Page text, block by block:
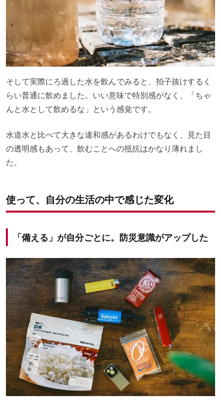
そして実際にろ過した水を飲んでみると、拍子抜けするく
らい普通に飲めました。いい意味で特別感がなく、「ちゃ
んと水として飲めるな」という感覚です。
水道水と比べて大きな違和感があるわけでもなく、見た目
の透明感もあって、飲むことへの抵抗はかなり薄れまし
た。
使って、自分の生活の中で感じた変化
「備える」が自分ごとに。防災意識がアップした